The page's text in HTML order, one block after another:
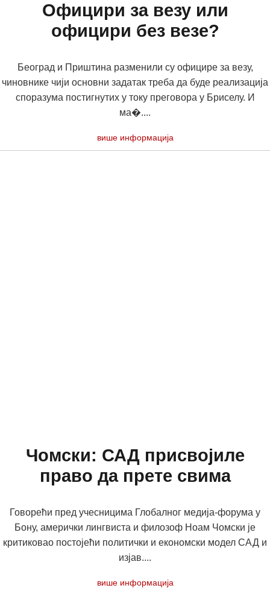
Официри за везу или
официри без везе?
Београд и Приштина разменили су официре за везу,
чиновнике чији основни задатак треба да буде реализација
споразума постигнутих у току преговора у Бриселу. И
ма�....
више информација
Чомски: САД присвојиле
право да прете свима
Говорећи пред учесницима Глобалног медија-форума у
Бону, амерички лингвиста и филозоф Ноам Чомски је
критиковао постојећи политички и економски модел САД и
изјав....
више информација